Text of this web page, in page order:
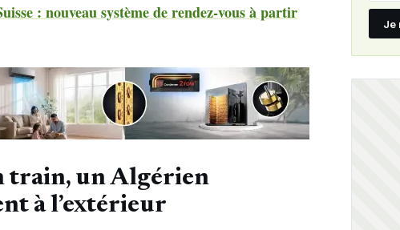
: nouveau système de rendez-vous à partir
train, un Algérien
à l’extérieur
Je